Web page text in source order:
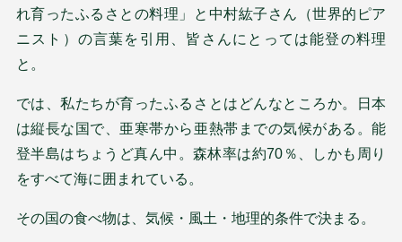
れ育ったふるさとの料理」と中村紘子さん（世界的ピア
ニスト）の言葉を引用、皆さんにとっては能登の料理
と。
では、私たちが育ったふるさとはどんなところか。日本
は縦長な国で、亜寒帯から亜熱帯までの気候がある。能
登半島はちょうど真ん中。森林率は約70％、しかも周り
をすべて海に囲まれている。
その国の食べ物は、気候・風土・地理的条件で決まる。